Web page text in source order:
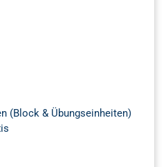
(Block & Übungseinheiten)